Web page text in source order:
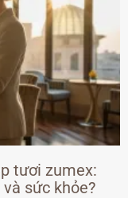
tươi zumex:
sức khỏe?